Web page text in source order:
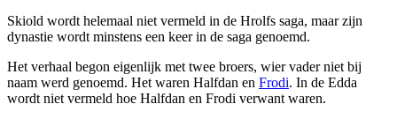
Skiold wordt helemaal niet vermeld in de Hrolfs saga, maar zijn
dynastie wordt minstens een keer in de saga genoemd.
Het verhaal begon eigenlijk met twee broers, wier vader niet bij
naam werd genoemd. Het waren Halfdan en Frodi. In de Edda
wordt niet vermeld hoe Halfdan en Frodi verwant waren.